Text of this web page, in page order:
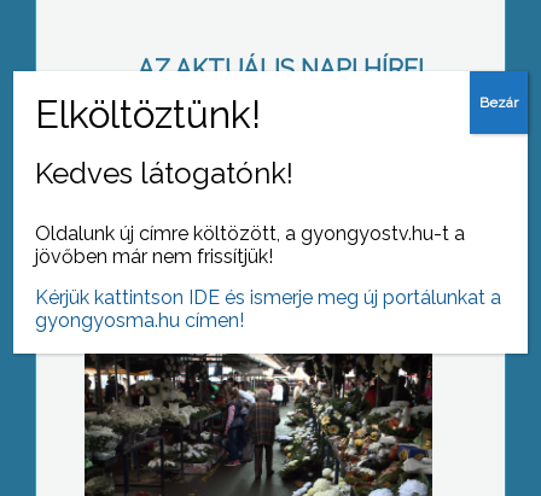
AZ AKTUÁLIS NAPI HÍREI
Bőséges a választék
Figyeljen értékeire!
Kedves látogatónk!
Oldalunk új címre költözött, a gyongyostv.hu-t a
jövőben már nem frissítjük!
Kérjük kattintson IDE és ismerje meg új portálunkat a
gyongyosma.hu címen!